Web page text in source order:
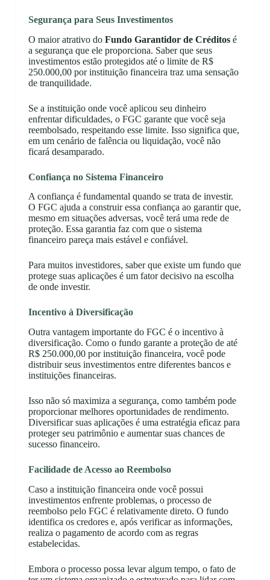
Segurança para Seus Investimentos
O maior atrativo do Fundo Garantidor de Créditosé
a segurança que ele proporciona. Saber que seus
investimentos estão protegidos até o limite de R$
250.000,00 por instituição financeira traz uma sensação
de tranquilidade.
Se a instituição onde você aplicou seu dinheiro
enfrentar dificuldades, o FGC garante que você seja
reembolsado, respeitando esse limite. Isso significa que,
em um cenário de falência ou liquidação, você não
ficará desamparado.
Confiança no Sistema Financeiro
A confiança é fundamental quando se trata de investir.
O FGC ajuda a construir essa confiança ao garantir que,
mesmo em situações adversas, você terá uma rede de
proteção. Essa garantia faz com que o sistema
financeiro pareça mais estável e confiável.
Para muitos investidores, saber que existe um fundo que
protege suas aplicações é um fator decisivo na escolha
de onde investir.
Incentivo à Diversificação
Outra vantagem importante do FGC é o incentivo à
diversificação. Como o fundo garante a proteção de até
R$ 250.000,00 por instituição financeira, você pode
distribuir seus investimentos entre diferentes bancos e
instituições financeiras.
Isso não só maximiza a segurança, como também pode
proporcionar melhores oportunidades de rendimento.
Diversificar suas aplicações é uma estratégia eficaz para
proteger seu patrimônio e aumentar suas chances de
sucesso financeiro.
Facilidade de Acesso ao Reembolso
Caso a instituição financeira onde você possui
investimentos enfrente problemas, o processo de
reembolso pelo FGC é relativamente direto. O fundo
identifica os credores e, após verificar as informações,
realiza o pagamento de acordo com as regras
estabelecidas.
Embora o processo possa levar algum tempo, o fato de